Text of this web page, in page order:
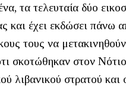
τα τελευταία δύο
και έχει εκδώσει πάνω
τους να
σκοτώθηκαν στον
λιβανικού στρατού